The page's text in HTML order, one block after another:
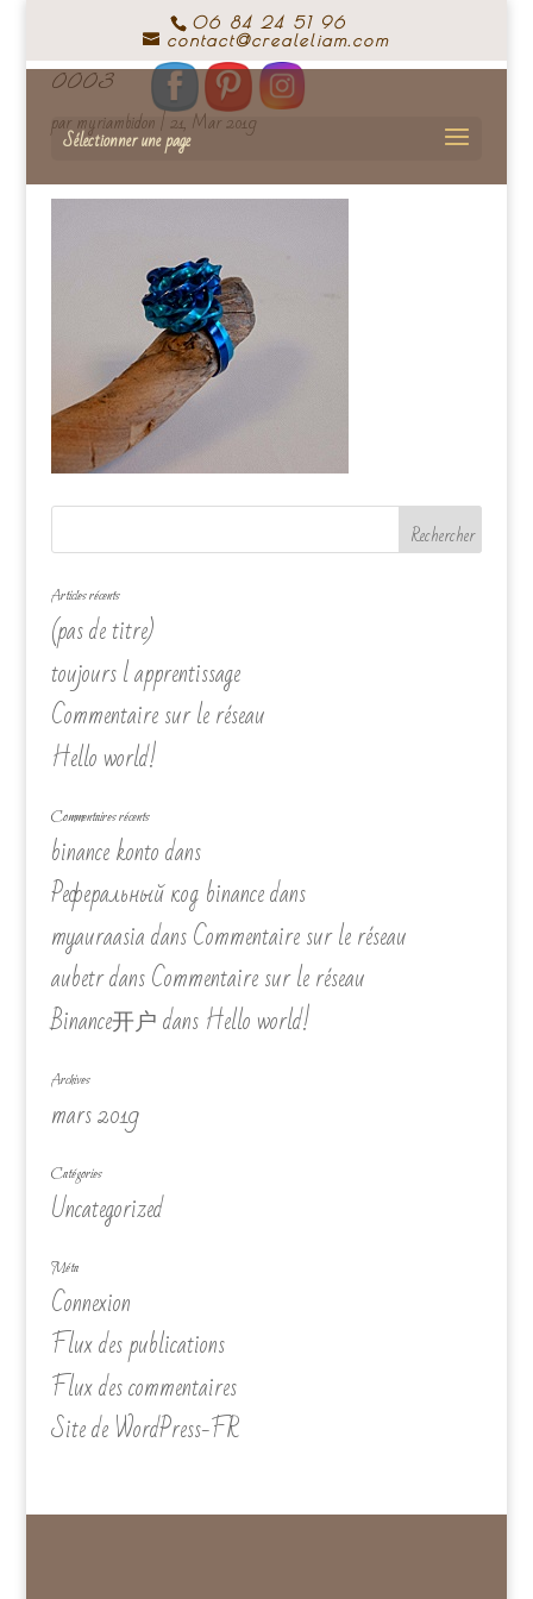
06 84 24 51 96
contact@crealeliam.com
Sélectionner une page
0003
parmyriambidon|21, Mar 2019
Articles récents
(pas de titre)
toujours l apprentissage
Commentaire sur le réseau
Hello world!
Commentaires récents
binance kontodans
Реферальный код binancedans
myauraasiadansCommentaire sur le réseau
aubetrdansCommentaire sur le réseau
Binance开户dansHello world!
Archives
mars 2019
Catégories
Uncategorized
Méta
Connexion
Flux des publications
Flux des commentaires
Site de WordPress-FR